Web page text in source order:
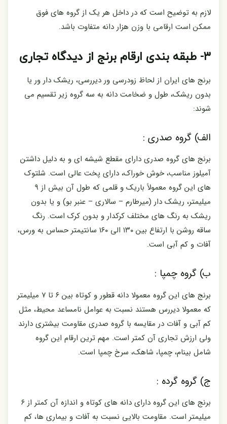
لازم به توضیح است که در داخل هر یک از گروه های فوق
ممکن است ارقامی با وزن هزار دانه متفاوت باشد.
۳- طبقه بندی ارقام برنج از دیدگاه تجاری
برنج های ایران از لحاظ زودرسی ور دیررسی، ریشک دار ور یا
بدون ریشک، طول و ضخامت دانه به سه گروه زیر تقسیم می
شوند:
الف) گروه صدری :
برنج های گروه صدری دارای مقطع شیشه ای و به دلیل داشتن
آمیلوز مناسب، خوش خوراک، دارای پخت عالی است. شلتوک
های این گروه معمولاً باریک و قلمی که طول آن بیش از ۹
میلیمتر، ریشک دار (میرطارم – سالاری – عنبر بو) و یا بدون
ریشک به رنگ های مختلف کرکدار و بدون کرک است. رنگ
ساقه روشن با ارتفاع بین ۱۳۰ الی ۱۶۰ سانتیمتر حساس به ورس،
آفات و کم آبی است.
ب) گروه چمپا :
برنج های این گروه معمولا دانه قطور و کوتاه بین ۶ تا ۷ میلیمتر
که معمولا دیررس هستند نسبت به عوامل نامساعد محیط، مثل
کم آبی و آفات در مقایسه با گروه صدری مقاومت بیشتری دارند
ولی ارزش تجاری آن کمتر است. مهم ترین ارقام این گروه
شامل بینام، چمپا، شاهک، سرخ چمپا است.
ج) گروه گرده :
برنج های این گروه دارای دانه های کوتاه و اندازه آن کمتر از ۶
میلیمتر است. مقاومت بالایی نسبت به آفات و بیماری ها، کم